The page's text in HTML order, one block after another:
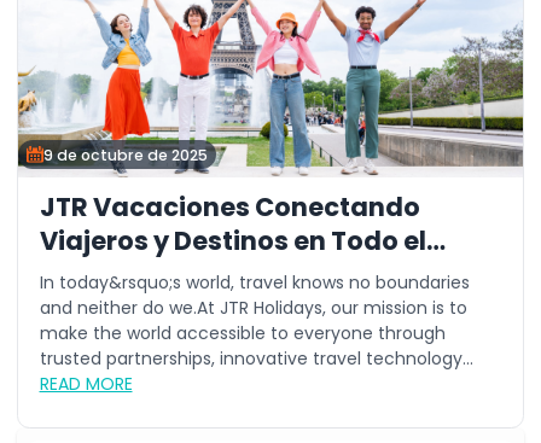
9 de octubre de 2025
JTR Vacaciones Conectando
Viajeros y Destinos en Todo el
Mundo
In today&rsquo;s world, travel knows no boundaries
and neither do we.At JTR Holidays, our mission is to
make the world accessible to everyone through
trusted partnerships, innovative travel technology...
READ MORE